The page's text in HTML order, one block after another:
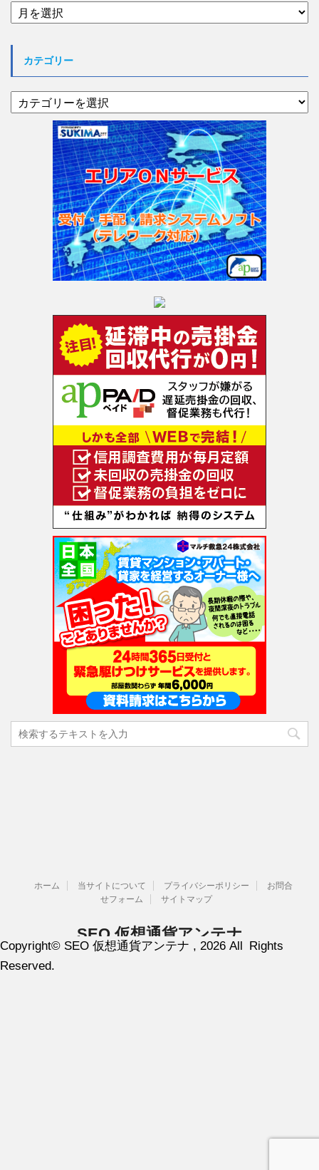
ア
ー
カテゴリー
テ
ホーム 当サイトについて プライバシーポリシー
お問合
せフォーム
サイトマップ
SEO 仮想通貨アンテナ
Copyright© SEO 仮想通貨アンテナ , 2026 All Rights
Reserved.